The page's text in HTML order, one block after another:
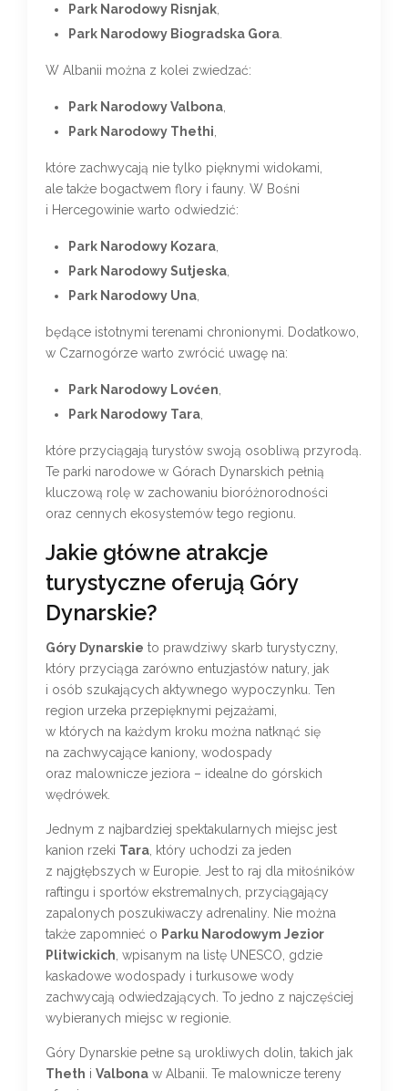
Park Narodowy Risnjak
Park Narodowy Biogradska Gora
W Albanii można z kolei zwiedzać:
Park Narodowy Valbona
Park Narodowy Thethi
które zachwycają nie tylko pięknymi widokami,
ale także bogactwem flory i fauny. W Bośni
i Hercegowinie warto odwiedzić:
Park Narodowy Kozara
Park Narodowy Sutjeska
Park Narodowy Una
będące istotnymi terenami chronionymi. Dodatkowo,
w Czarnogórze warto zwrócić uwagę na:
Park Narodowy Lovćen
Park Narodowy Tara
które przyciągają turystów swoją osobliwą przyrodą.
Te parki narodowe w Górach Dynarskich pełnią
kluczową rolę w zachowaniu bioróżnorodności
oraz cennych ekosystemów tego regionu.
Jakie główne atrakcje
turystyczne oferują Góry
Dynarskie?
Góry Dynarskie to prawdziwy skarb turystyczny,
który przyciąga zarówno entuzjastów natury, jak
i osób szukających aktywnego wypoczynku. Ten
region urzeka przepięknymi pejzażami,
w których na każdym kroku można natknąć się
na zachwycające kaniony, wodospady
oraz malownicze jeziora – idealne do górskich
wędrówek.
Jednym z najbardziej spektakularnych miejsc jest
kanion rzeki Tara , który uchodzi za jeden
z najgłębszych w Europie. Jest to raj dla miłośników
raftingu i sportów ekstremalnych, przyciągający
zapalonych poszukiwaczy adrenaliny. Nie można
także zapomnieć o Parku Narodowym Jezior
Plitwickich , wpisanym na listę UNESCO, gdzie
kaskadowe wodospady i turkusowe wody
zachwycają odwiedzających. To jedno z najczęściej
wybieranych miejsc w regionie.
Góry Dynarskie pełne są urokliwych dolin, takich jak
Theth i Valbona w Albanii. Te malownicze tereny